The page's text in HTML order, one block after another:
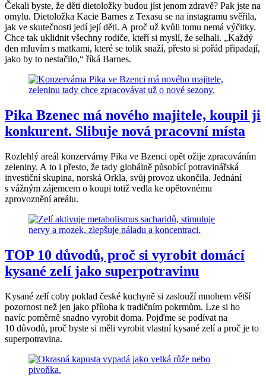
Čekali byste, že děti dietoložky budou jíst jenom zdravě? Pak jste na
omylu. Dietoložka Kacie Barnes z Texasu se na instagramu svěřila,
jak ve skutečnosti jedí její děti. A proč už kvůli tomu nemá výčitky.
Chce tak uklidnit všechny rodiče, kteří si myslí, že selhali. „Každý
den mluvím s matkami, které se tolik snaží, přesto si pořád připadají,
jako by to nestačilo,“ říká Barnes.
Pika Bzenec má nového majitele, koupil ji
konkurent. Slibuje nová pracovní místa
Rozlehlý areál konzervárny Pika ve Bzenci opět ožije zpracováním
zeleniny. A to i přesto, že tady globálně působící potravinářská
investiční skupina, norská Orkla, svůj provoz ukončila. Jednání
s vážným zájemcem o koupi totiž vedla ke opětovnému
zprovoznění areálu.
TOP 10 důvodů, proč si vyrobit domácí
kysané zelí jako superpotravinu
Kysané zelí coby poklad české kuchyně si zaslouží mnohem větší
pozornost než jen jako příloha k tradičním pokrmům. Lze si ho
navíc poměrně snadno vyrobit doma. Pojďme se podívat na
10 důvodů, proč byste si měli vyrobit vlastní kysané zelí a proč je to
superpotravina.